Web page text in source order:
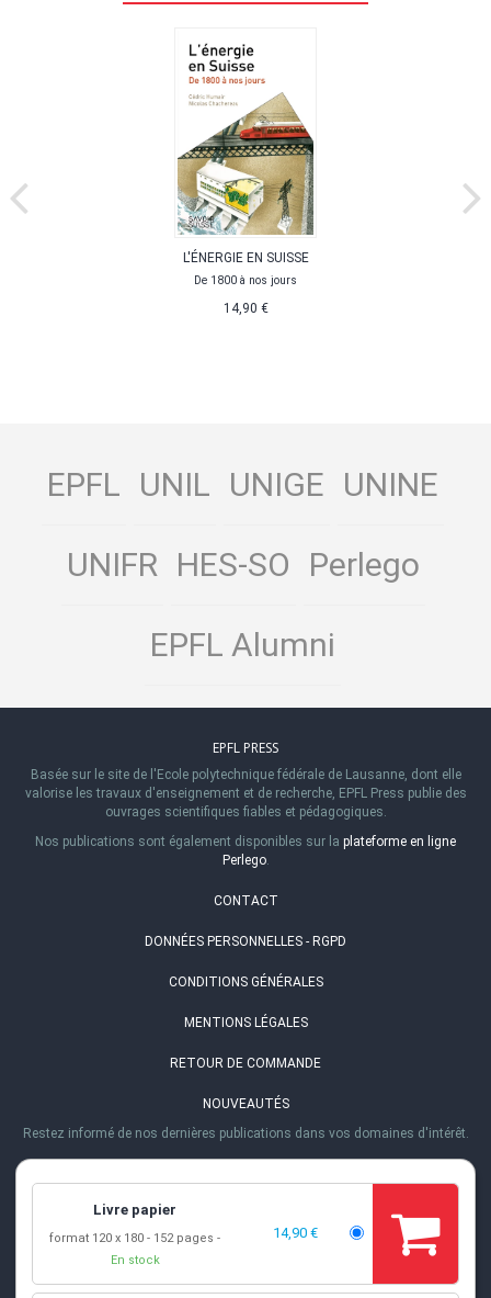
Livre papier
format 120 x 180
152 pages
En stock
14,90 €
L'ÉNERGIE EN SUISSE
De 1800 à nos jours
14,90 €
EPFL UNIL UNIGE UNINE
UNIFR HES-SO Perlego
EPFL Alumni
EPFL PRESS
Basée sur le site de l'Ecole polytechnique fédérale de Lausanne, dont elle
valorise les travaux d'enseignement et de recherche, EPFL Press publie des
ouvrages scientifiques fiables et pédagogiques.
Nos publications sont également disponibles sur la plateforme en ligne
Perlego.
CONTACT
DONNÉES PERSONNELLES - RGPD
CONDITIONS GÉNÉRALES
MENTIONS LÉGALES
RETOUR DE COMMANDE
NOUVEAUTÉS
Restez informé de nos dernières publications dans vos domaines d'intérêt.
Station 20